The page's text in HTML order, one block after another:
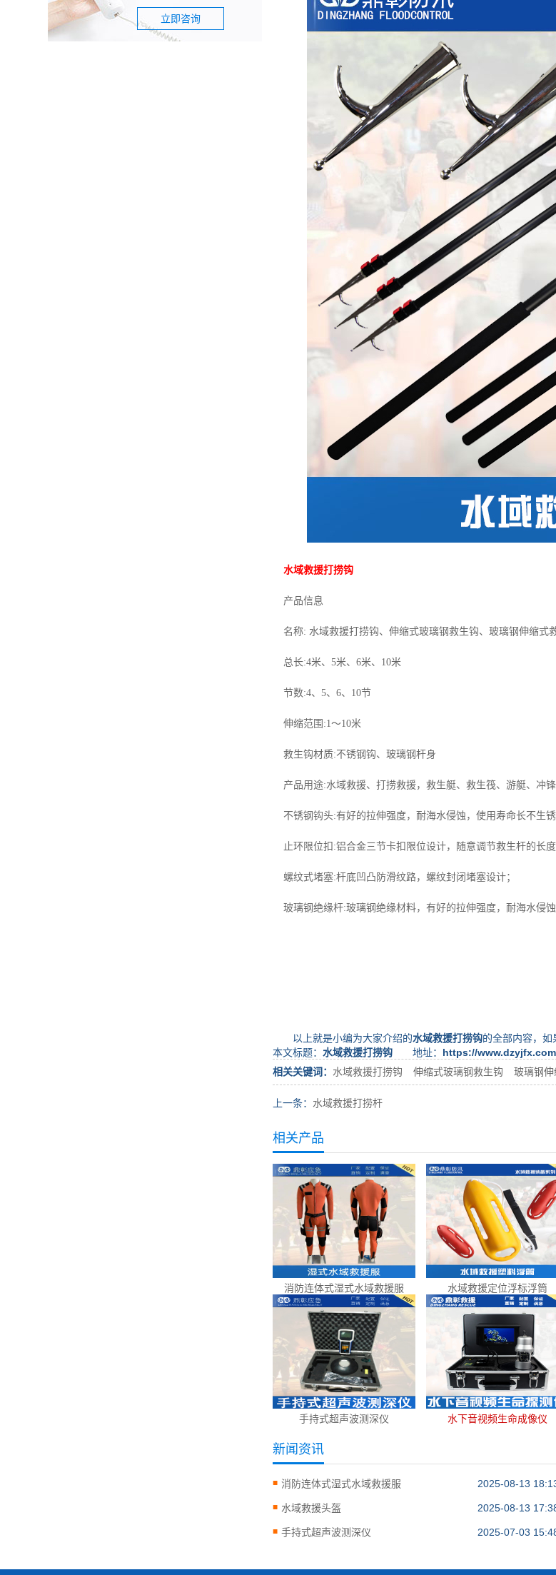
立即咨询
水域救援打捞钩
产品信息
名称: 水域救援打捞钩、伸缩式玻璃钢救生钩、玻璃钢伸缩式
总长:4米、5米、6米、10米
节数:4、5、6、10节
伸缩范围:1～10米
救生钩材质:不锈钢钩、玻璃钢杆身
产品用途:水域救援、打捞救援，救生艇、救生筏、游艇、冲锋
不锈钢钩头:有好的拉伸强度，耐海水侵蚀，使用寿命长不生锈
止环限位扣:铝合金三节卡扣限位设计，随意调节救生杆的长度
螺纹式堵塞:杆底凹凸防滑纹路，螺纹封闭堵塞设计；
玻璃钢绝缘杆:玻璃钢绝缘材料，有好的拉伸强度，耐海水侵
以上就是小编为大家介绍的水域救援打捞钩的全部内容，
本文标题： 水域救援打捞钩 地址： https://
相关关键词： 水域救援打捞钩 伸缩式玻璃钢救生钩 玻璃钢
上一条： 水域救援打捞杆
相关产品
消防连体式湿式水域救援服 水域救援定位浮标浮筒
手持式超声波测深仪 水下音视频生命成像仪
新闻资讯
消防连体式湿式水域救援服 2025-08-13
水域救援头盔 2025-08-13
手持式超声波测深仪 2025-07-03